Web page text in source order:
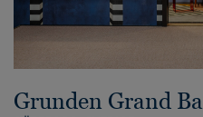
Grunden Grand